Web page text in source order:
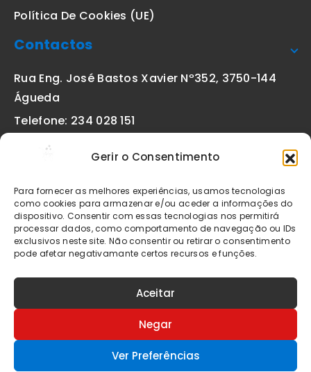
Gerir o Consentimento
Para fornecer as melhores experiências, usamos tecnologias
como cookies para armazenar e/ou aceder a informações do
dispositivo. Consentir com essas tecnologias nos permitirá
processar dados, como comportamento de navegação ou IDs
exclusivos neste site. Não consentir ou retirar o consentimento
pode afetar negativamante certos recursos e funções.
Aceitar
Negar
Ver Preferências
Política De Cookies (UE)
Contactos
Rua Eng. José Bastos Xavier Nº352, 3750-144
Águeda
Telefone: 234 028 151
geral@etiquetas-online.pt
Os preços indicados incluem IVA à taxa legal em vigor. Todos
os artigos apresentados no site encontram-se sujeitos à
disponibilidade de stock após confirmação da encomenda. As
apresentação do produto por favor contacte-nos.
reservados